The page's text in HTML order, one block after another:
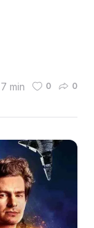
7 min 0 0